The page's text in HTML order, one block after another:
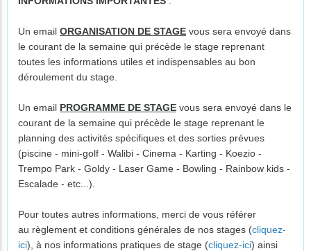
Un email ORGANISATION DE STAGE vous sera envoyé dans
le courant de la semaine qui précède le stage reprenant
toutes les informations utiles et indispensables au bon
déroulement du stage.
Un email PROGRAMME DE STAGE vous sera envoyé dans le
courant de la semaine qui précède le stage reprenant le
planning des activités spécifiques et des sorties prévues
(piscine - mini-golf - Walibi - Cinema - Karting - Koezio -
Trempo Park - Goldy - Laser Game - Bowling - Rainbow kids -
Escalade - etc...).
Pour toutes autres informations, merci de vous référer
au règlement et conditions générales de nos stages (cliquez-
ici), à nos informations pratiques de stage (cliquez-ici) ainsi